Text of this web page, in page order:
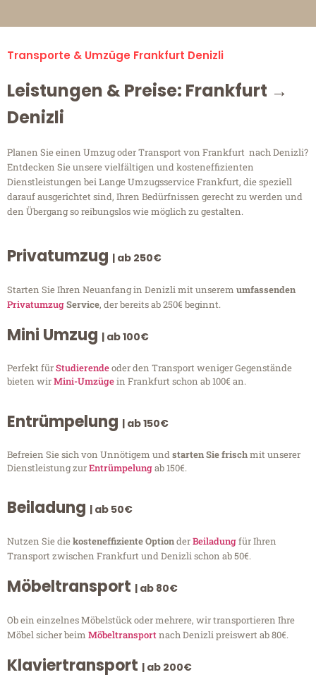
Transporte & Umzüge Frankfurt Denizli
Leistungen & Preise: Frankfurt →
Denizli
Planen Sie einen Umzug oder Transport von Frankfurt nach Denizli?
Entdecken Sie unsere vielfältigen und kosteneffizienten
Dienstleistungen bei Lange Umzugsservice Frankfurt, die speziell
darauf ausgerichtet sind, Ihren Bedürfnissen gerecht zu werden und
den Übergang so reibungslos wie möglich zu gestalten.
Privatumzug | ab 250€
Starten Sie Ihren Neuanfang in Denizli mit unserem umfassenden
PrivatumzugService, der bereits ab 250€ beginnt.
Mini Umzug | ab 100€
Perfekt fürStudierendeoder den Transport weniger Gegenstände
bieten wirMini-Umzügein Frankfurt schon ab 100€ an.
Entrümpelung | ab 150€
Befreien Sie sich von Unnötigem undstarten Sie frischmit unserer
Dienstleistung zurEntrümpelungab 150€.
Beiladung | ab 50€
Nutzen Sie diekosteneffiziente OptionderBeiladungfür Ihren
Transport zwischen Frankfurt und Denizli schon ab 50€.
Möbeltransport | ab 80€
Ob ein einzelnes Möbelstück oder mehrere, wir transportieren Ihre
Möbel sicher beim Möbeltransportnach Denizli preiswert ab 80€.
Klaviertransport | ab 200€